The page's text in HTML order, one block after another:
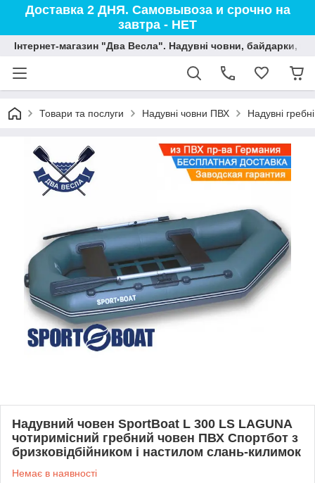
Доставка 2 ДНЯ. Самовывоза и срочно на
завтра - НЕТ
Інтернет-магазин "Два Весла". Надувні човни, байдарки,
Товари та послуги Надувні човни ПВХ Надувні
Надувний човен SportBoat L 300 LS LAGUNA
чотиримісний гребний човен ПВХ Спортбот з
бризковідбійником і настилом слань-килимок
Немає в наявності